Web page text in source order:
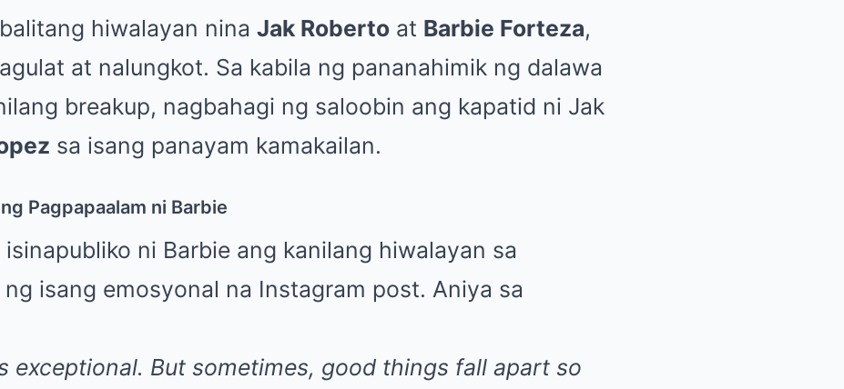
hiwalayan nina Jak Roberto at Barbie Forteza,
at nalungkot. Sa kabila ng pananahimik ng dalawa
breakup, nagbahagi ng saloobin ang kapatid ni Jak
sa isang panayam kamakailan.
Pagpapaalam ni Barbie
ni Barbie ang kanilang hiwalayan sa
isang emosyonal na Instagram post. Aniya sa
exceptional. But sometimes, good things fall apart so